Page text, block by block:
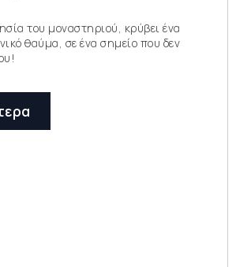
του μοναστηριού, κρύβει ένα
θαύμα, σε ένα σημείο που δεν